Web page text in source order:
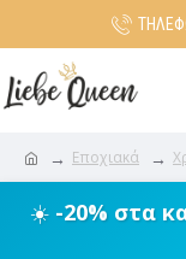
Εποχιακά
☀️ -20% στα